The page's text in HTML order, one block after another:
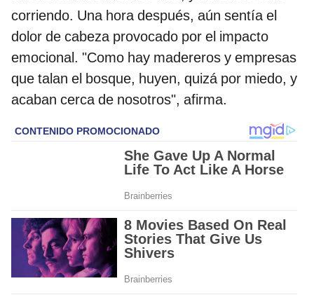
corriendo. Una hora después, aún sentía el
dolor de cabeza provocado por el impacto
emocional. "Como hay madereros y empresas
que talan el bosque, huyen, quizá por miedo, y
acaban cerca de nosotros", afirma.